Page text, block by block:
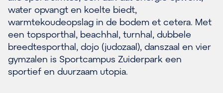
water opvangt en koelte biedt,
warmtekoudeopslag in de bodem et cetera. Met
een topsporthal, beachhal, turnhal, dubbele
breedtesporthal, dojo (judozaal), danszaal en vier
gymzalen is Sportcampus Zuiderpark een
sportief en duurzaam utopia.